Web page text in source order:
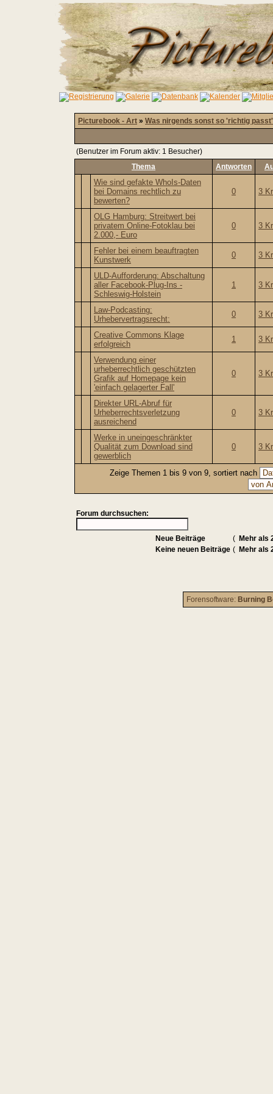
Picturebook - Art » Was nirgends sonst so 'richtig passt'
(Benutzer im Forum aktiv: 1 Besucher)
Thema
Antworten
Wie sind gefakte WhoIs-Daten
bei Domains rechtlich zu
bewerten?
0 3
OLG Hamburg: Streitwert bei
privatem Online-Fotoklau bei
2.000,- Euro
0 3
Fehler bei einem beauftragten
Kunstwerk
0 3
ULD-Aufforderung: Abschaltung
aller Facebook-Plug-Ins -
Schleswig-Holstein
1 3
Law-Podcasting:
Urhebervertragsrecht:
0 3
Creative Commons Klage
erfolgreich
1 3
Verwendung einer
urheberrechtlich geschützten
Grafik auf Homepage kein
'einfach gelagerter Fall'
0 3
Direkter URL-Abruf für
Urheberrechtsverletzung
ausreichend
0 3
Werke in uneingeschränkter
Qualität zum Download sind
gewerblich
0 3
Zeige Themen 1 bis 9 von 9, sortiert nach
Forum durchsuchen:
Neue Beiträge ( Mehr als
Keine neuen Beiträge ( Mehr als
Forensoftware: Burning